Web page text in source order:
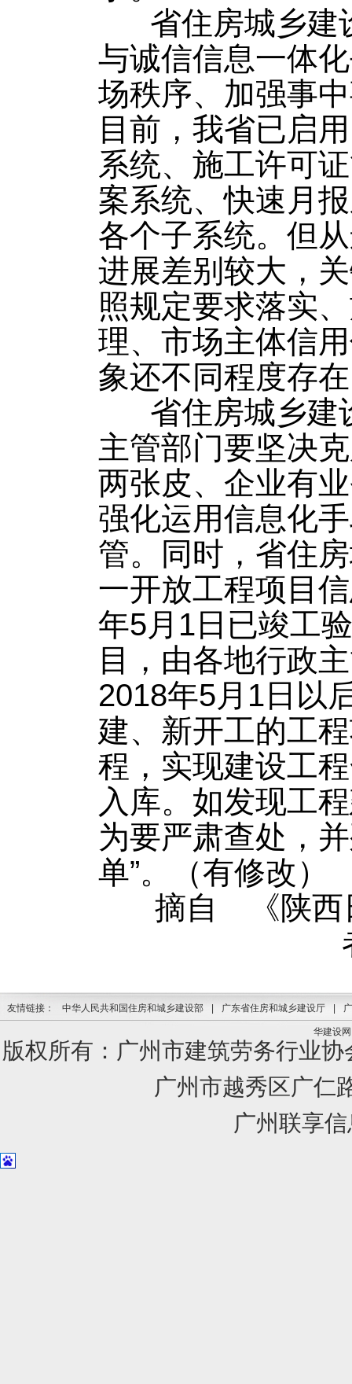
省住房城乡建
与诚信信息一体
场秩序、加强事
目前，我省已启
系统、施工许可
案系统、快速月
各个子系统。但
进展差别较大，
照规定要求落实
理、市场主体信
象还不同程度存
省住房城乡建
主管部门要坚决
两张皮、企业有
强化运用信息化
管。同时，省住
一开放工程项目
年5月1日已竣工
目，由各地行政
2018年5月1日以
建、新开工的工
程，实现建设工
入库。如发现工
为要严肃查处，
单”。（有修改）
摘自 《陕
友情链接： 中华人民共和国住房和城乡建设部 广东省住房和城乡建设厅
华建设网
版权所有：广州市建筑劳务行业
广州市越秀区广仁
广州联享